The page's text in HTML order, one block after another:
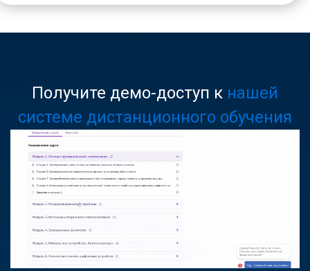
Получите демо-доступ к нашей
системе дистанционного обучения